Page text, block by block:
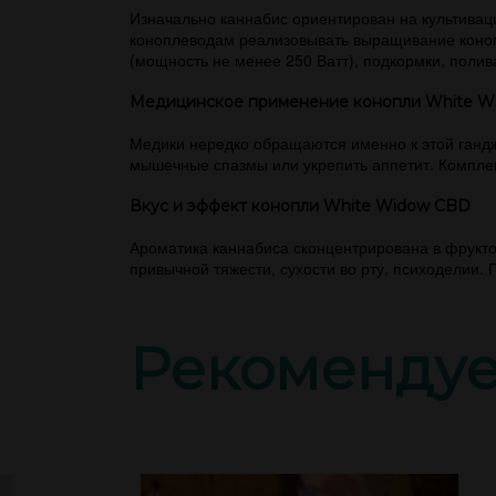
Изначально каннабис ориентирован на
коноплеводам реализовывать выращивание
(мощность не менее 250 Ватт), подкормки,
Медицинское применение конопли White
Медики нередко обращаются именно к этой
мышечные спазмы или укрепить аппетит.
Вкус и эффект конопли White Widow CBD
Ароматика каннабиса сконцентрирована в
привычной тяжести, сухости во рту,